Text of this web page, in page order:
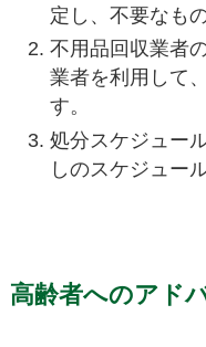
定し、不要なも
不用品回収業者
業者を利用して
す。
処分スケジュー
しのスケジュー
高齢者へのアド